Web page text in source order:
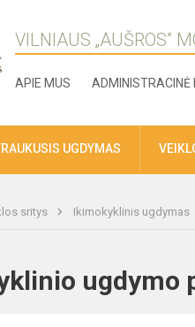
VILNIAUS „AUŠROS”
APIE MUS ADMINISTRACINĖ
UGDYMAS
sritys Ikimokyklinis ugdymas
ugdymo